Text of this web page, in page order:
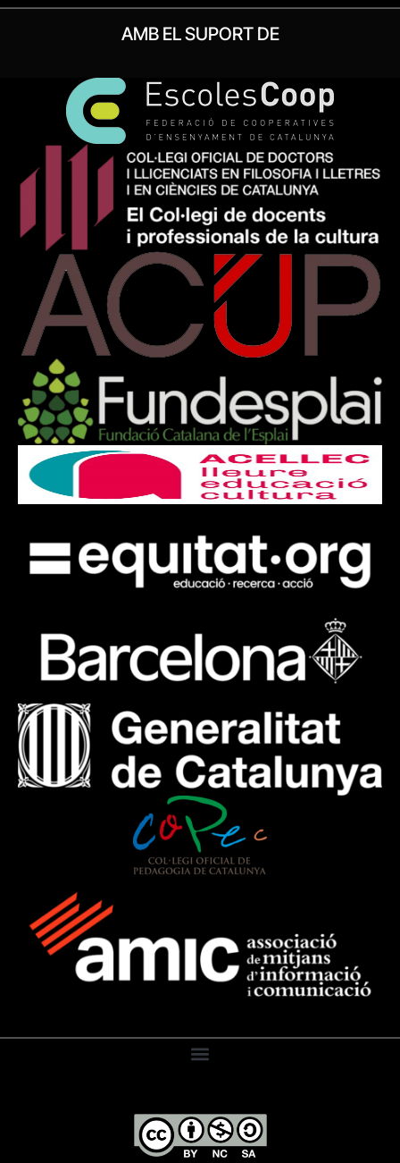
AMB EL SUPORT DE